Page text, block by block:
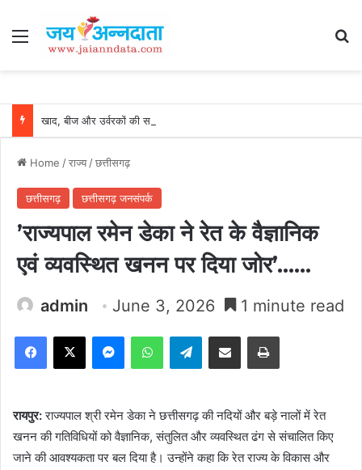
Menu
Home /राज्य/छत्तीसगढ़
छत्तीसगढ़ छत्तीसगढ़ जनसंपर्क
’राज्यपाल रमेन डेका ने रेत के वैज्ञानिक
एवं व्यवस्थित खनन पर दिया जोर’……
admin June 3, 2026 1 minute read
Facebook
X MessengerWhatsAppTelegramShare via Email Print
रायपुर:राज्यपाल श्री रमेन डेका ने छत्तीसगढ़ की नदियों और बड़े नालों में रेत
खनन की गतिविधियों को वैज्ञानिक, संतुलित और व्यवस्थित ढंग से संचालित किए
जाने की आवश्यकता पर बल दिया है। उन्होंने कहा कि रेत राज्य के विकास और